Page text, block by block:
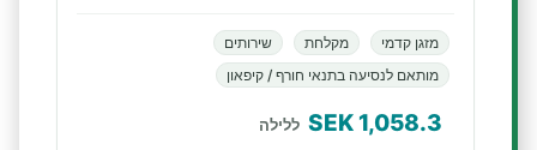
מזגן קדמי מקלחת
שירותים
מותאם לנסיעה בתנאי חורף / קיפאון
1,058.3
SEK ללילה